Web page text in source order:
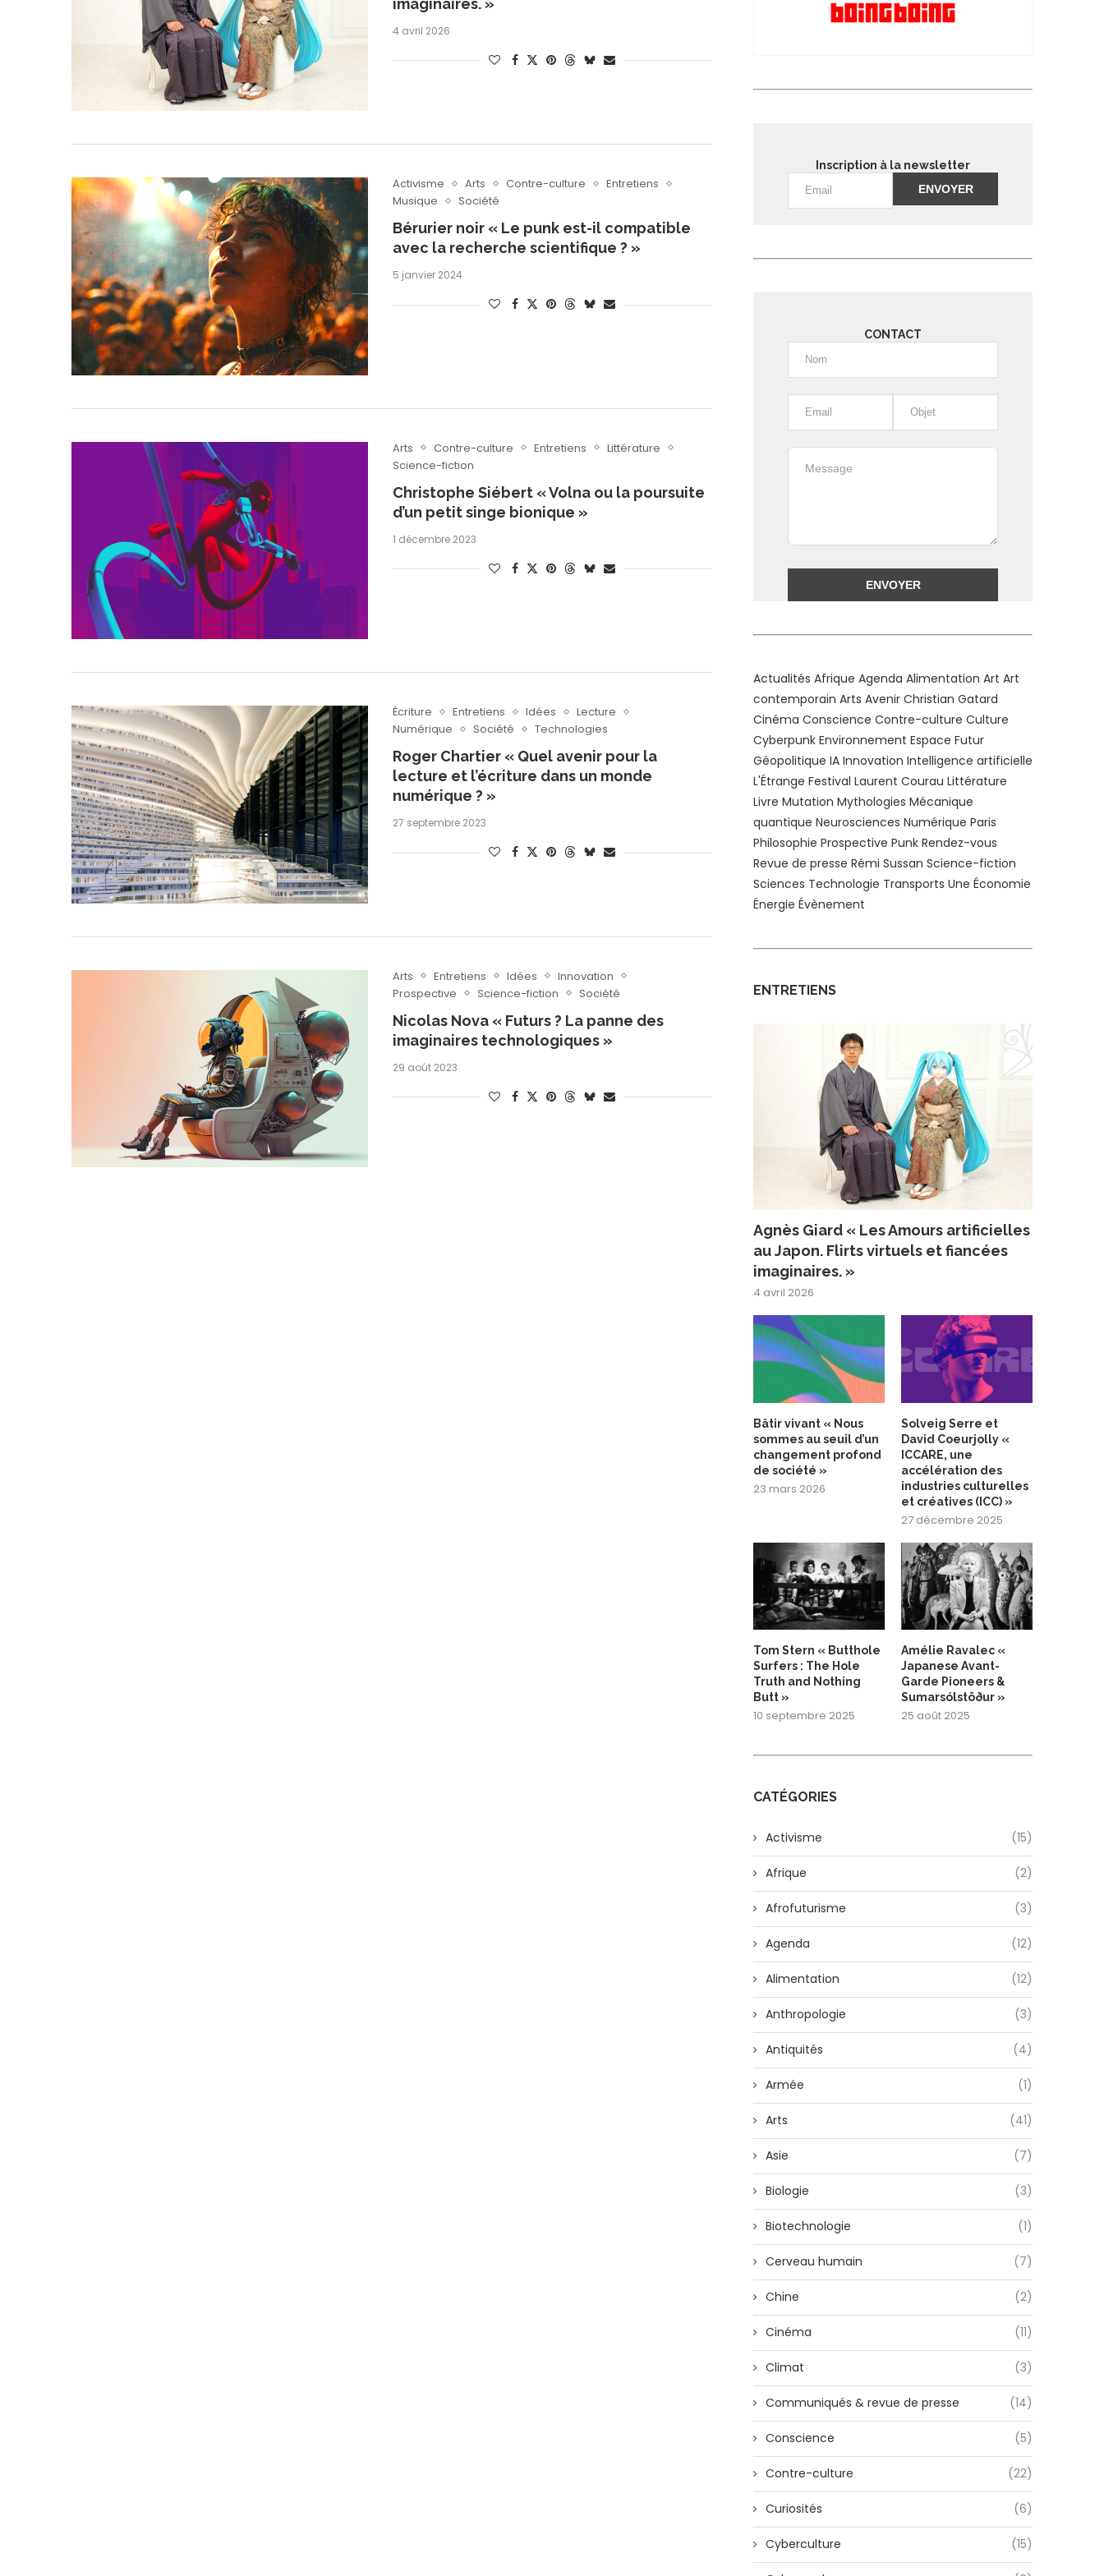
imaginaires. »
4 avril 2026
Activisme Arts Contre-culture
Entretiens
Musique
Société
Bérurier noir « Le punk est-il compatible
avec la recherche scientifique ? »
5 janvier 2024
Arts Contre-culture Entretiens
Littérature
Science-fiction
Christophe Siébert « Volna ou la poursuite
d’un petit singe bionique »
1 décembre 2023
Écriture Entretiens Idées
Lecture
Numérique
Société Technologies
Roger Chartier « Quel avenir pour la
lecture et l’écriture dans un monde
numérique ? »
27 septembre 2023
Arts Entretiens Idées
Innovation
Prospective
Science-fiction Société
Nicolas Nova « Futurs ? La panne des
imaginaires technologiques »
29 août 2023
Inscription à la newsletter
CONTACT
Actualités Afrique Agenda Alimentation Art Art
contemporain Arts Avenir Christian Gatard
Cinéma Conscience Contre-culture Culture
Cyberpunk Environnement Espace Futur
Géopolitique IA Innovation Intelligence artificielle
L'Étrange Festival Laurent Courau Littérature
Livre Mutation Mythologies Mécanique
quantique Neurosciences Numérique Paris
Philosophie Prospective Punk Rendez-vous
Revue de presse Rémi Sussan Science-fiction
Sciences Technologie Transports Une Économie
Énergie Évènement
ENTRETIENS
Agnès Giard « Les Amours artificielles
au Japon. Flirts virtuels et fiancées
imaginaires. »
4 avril 2026
Bâtir vivant « Nous
sommes au seuil d’un
changement profond
de société »
23 mars 2026
Solveig Serre et
David Coeurjolly «
ICCARE, une
accélération des
industries culturelles
et créatives (ICC) »
27 décembre 2025
Tom Stern « Butthole
Surfers : The Hole
Truth and Nothing
Butt »
10 septembre 2025
Amélie Ravalec «
Japanese Avant-
Garde Pioneers &
Sumarsólstöður »
25 août 2025
CATÉGORIES
Activisme (15)
Afrique (2)
Afrofuturisme (3)
Agenda (12)
Alimentation (12)
Anthropologie (3)
Antiquités (4)
Armée (1)
Arts (41)
Asie (7)
Biologie (3)
Biotechnologie (1)
Cerveau humain (7)
Chine (2)
Cinéma (11)
Climat (3)
Communiqués & revue de presse (14)
Conscience (5)
Contre-culture (22)
Curiosités (6)
Cyberculture (15)